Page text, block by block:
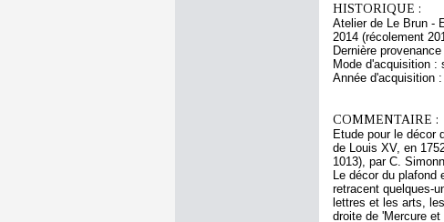
HISTORIQUE :
Atelier de Le Brun -
2014 (récolement
Dernière
Mode d'acquisition :
Année d'acquisition
COMMENTAIRE :
Etude pour le décor
de Louis XV, en
1013), par C.
Le décor du plafond
retracent quelques-
lettres et les arts,
droite de 'Mercure